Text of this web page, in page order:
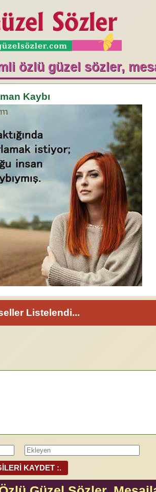
özlü güzel sözler,
Kaybı
Listelendi...
KAYDET :.